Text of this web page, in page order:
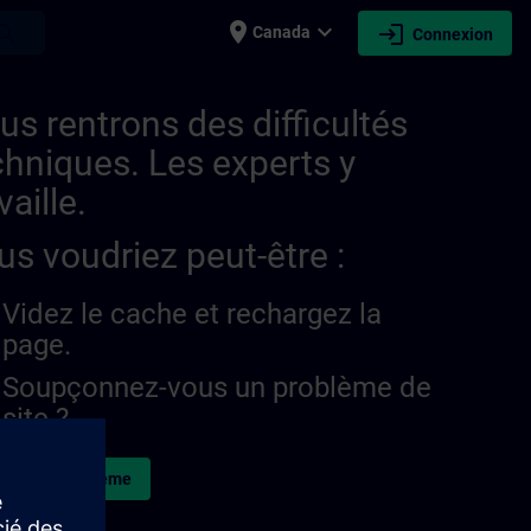
place Canada expand_more login Connexion
rentrons des difficultés
Les experts y
voudriez peut-être :
Videz le cache et rechargez la
page.
Soupçonnez-vous un problème de
site ?
le problème